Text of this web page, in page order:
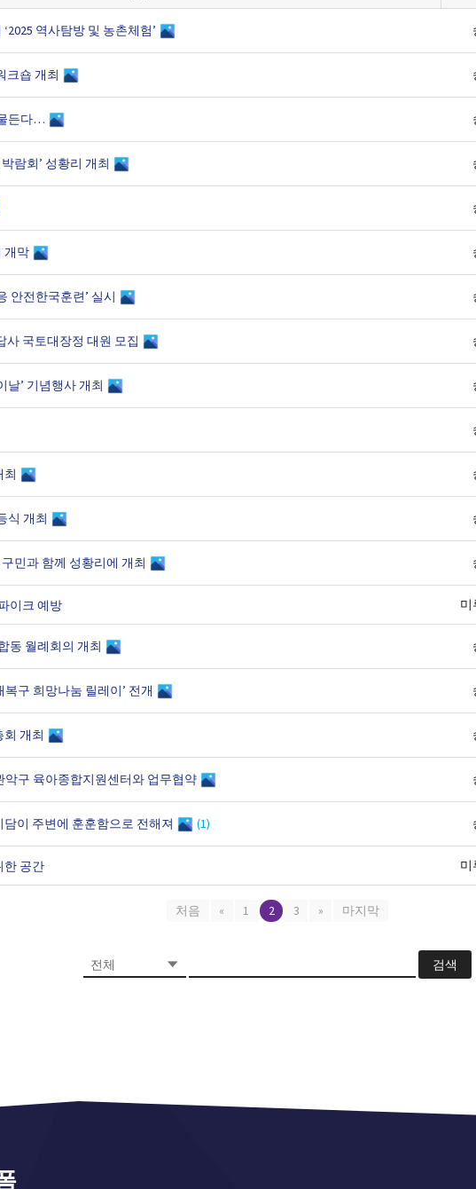
역사탐방 및 농촌체험’
크숍 개최
든다…
람회’ 성황리 개최
개막
안전한국훈련’ 실시
사 국토대장정 대원 모집
날’ 기념행사 개최
최
식 개최
민과 함께 성황리에 개최
이크 예방 미
동 월례회의 개최
구 희망나눔 릴레이’ 전개
개최
구 육아종합지원센터와 업무협약
이 주변에 훈훈함으로 전해져 (1)
한 공간 미
처음 « 1 2 3 » 마지막
검색